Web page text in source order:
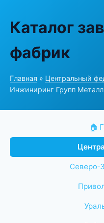
Каталог
фабрик
Главная » Центральный
Инжиниринг Групп
🏠
Северо-